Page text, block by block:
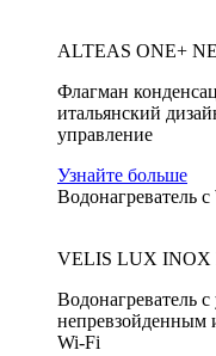
ALTEAS ONE+
Флагман
итальянский
управление
Узнайте больше
Водонагреватель
VELIS LUX INOX
Водонагреватель
непревзойденным
Wi-Fi